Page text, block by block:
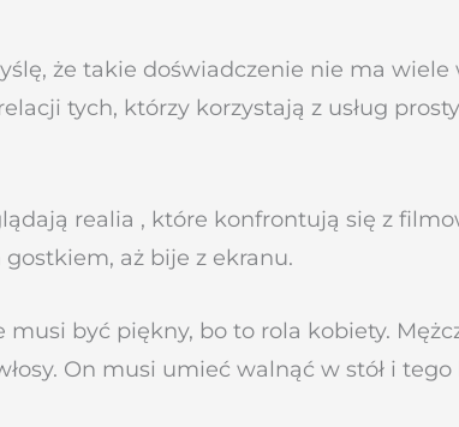
że takie doświadczenie nie ma
tych, którzy korzystają z usług
realia , które konfrontują się z
aż bije z ekranu.
być piękny, bo to rola kobiety.
On musi umieć walnąć w stół i